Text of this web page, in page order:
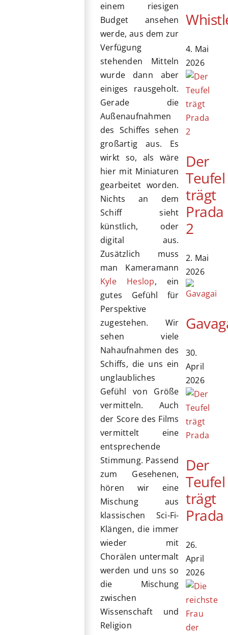
einem riesigen
Budget ansehen
werde, aus dem zur
Verfügung
stehenden Mitteln
wurde dann aber
einiges rausgeholt.
Gerade die
Außenaufnahmen
des Schiffes sehen
großartig aus. Es
wirkt so, als wäre
hier mit Miniaturen
gearbeitet worden.
Nichts an dem
Schiff sieht
künstlich, oder
digital aus.
Zusätzlich muss
man Kameramann
Kyle Heslop, ein
gutes Gefühl für
Perspektive
zugestehen. Wir
sehen viele
Nahaufnahmen des
Schiffs, die uns ein
unglaubliches
Gefühl von Größe
vermitteln. Auch
der Score des Films
vermittelt eine
entsprechende
Stimmung. Passend
zum Gesehenen,
hören wir eine
Mischung aus
klassischen Sci-Fi-
Klängen, die immer
wieder mit
Chorälen untermalt
werden und uns so
die Mischung
zwischen
Wissenschaft und
Religion
4. Mai
2026
Der
Teufel
trägt
Prada
2
2. Mai
2026
30.
April
2026
Der
Teufel
trägt
Prada
26.
April
2026